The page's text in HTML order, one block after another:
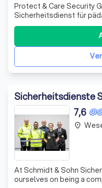
Protect & Care Security
Sicherheitsdienst für
Jugendhilfe, Schulen,
Unser Schwerpunkt liegt
Krisenintervention und
Systemsprengern sowie
Sicherheitsdienste
7,6
At Schmidt & Sohn
ourselves on being a
place